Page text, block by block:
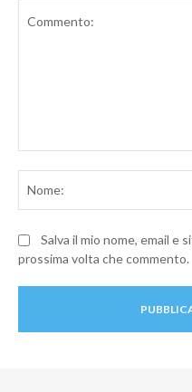
Salva il mio nome, email e
prossima volta che commento.